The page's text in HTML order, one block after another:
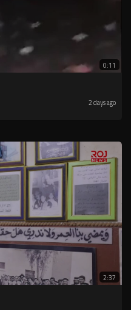
0:11
2 days ago
2:37